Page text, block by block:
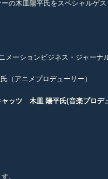
の木皿陽平氏をスペシャルゲ
ーションビジネス・ジャーナ
（アニメプロデューサー）
ッツ 木皿 陽平氏(音楽プロデ
。